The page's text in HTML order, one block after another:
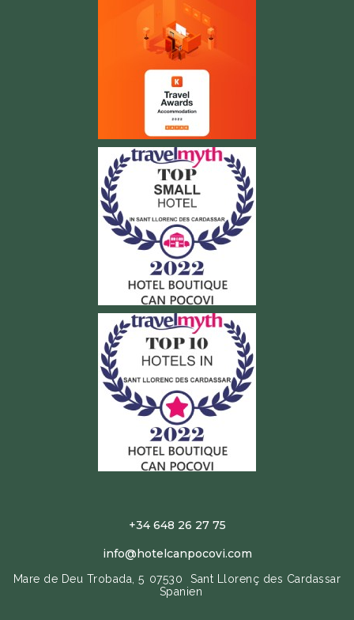
+34 648 26 27 75
info@hotelcanpocovi.com
Mare de Deu Trobada, 5 07530
Sant Llorenç des Cardassar
Spanien